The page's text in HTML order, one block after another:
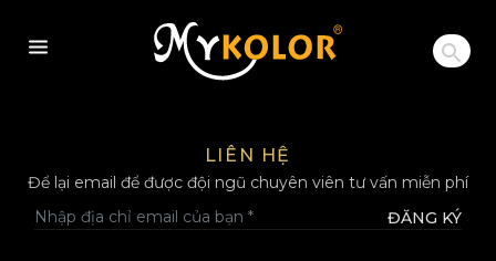
MYKOLOR
LIÊN HỆ
Để lại email để được đội ngũ chuyên viên tư vấn miễn phí
ĐĂNG KÝ